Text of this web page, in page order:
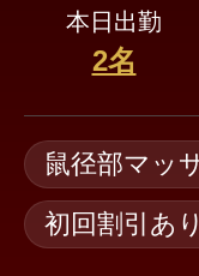
本日出勤
2名
鼠径部マッ
初回割引あり